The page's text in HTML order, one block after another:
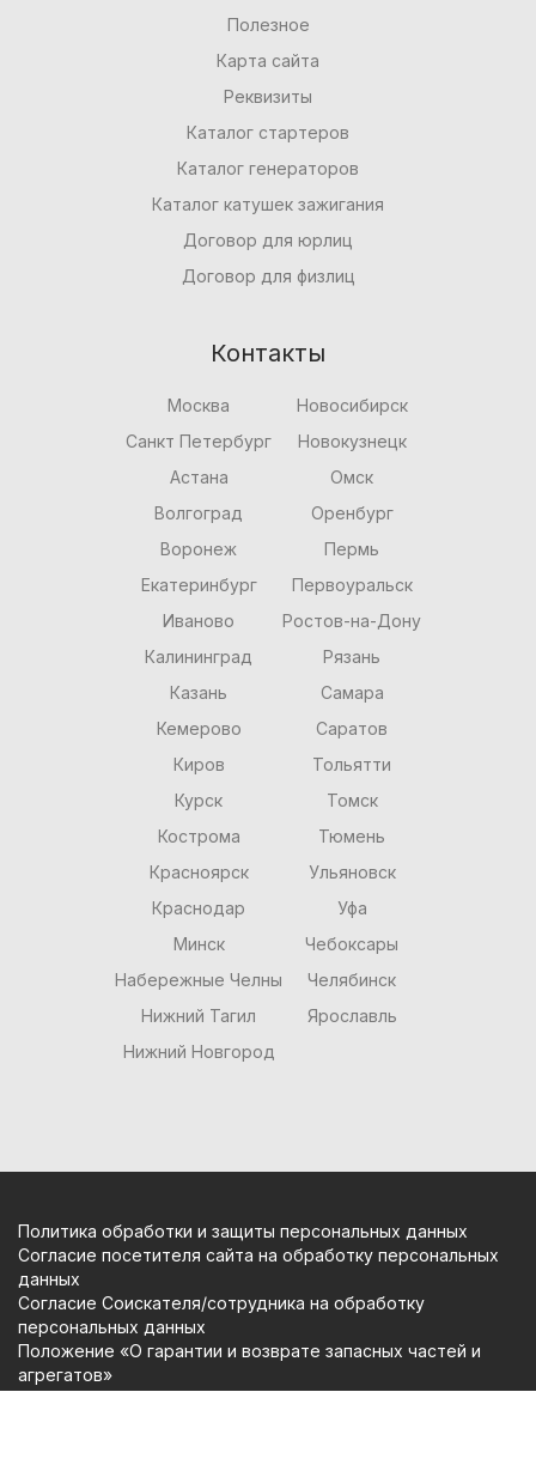
Полезное
Карта сайта
Реквизиты
Каталог стартеров
Каталог генераторов
Каталог катушек зажигания
Договор для юрлиц
Договор для физлиц
Контакты
Москва
Санкт Петербург
Астана
Волгоград
Воронеж
Екатеринбург
Иваново
Калининград
Казань
Кемерово
Киров
Курск
Кострома
Красноярск
Краснодар
Минск
Набережные Челны
Нижний Тагил
Нижний Новгород
Новосибирск
Новокузнецк
Омск
Оренбург
Пермь
Первоуральск
Ростов-на-Дону
Рязань
Самара
Саратов
Тольятти
Томск
Тюмень
Ульяновск
Уфа
Чебоксары
Челябинск
Ярославль
Политика обработки и защиты персональных данных
Согласие посетителя сайта на обработку персональных
данных
Согласие Соискателя/сотрудника на обработку
персональных данных
Положение «О гарантии и возврате запасных частей и
агрегатов»